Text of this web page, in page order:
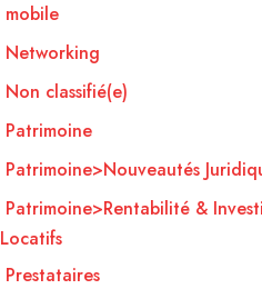
mobile
Networking
Non classifié(e)
Patrimoine
Patrimoine>Nouveautés
Patrimoine>Rentabilité &
Locatifs
Prestataires